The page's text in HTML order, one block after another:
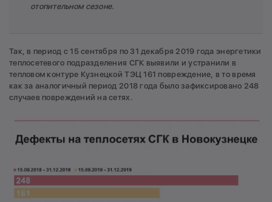
отопительном сезоне.
Так, в период с 15 сентября по 31 декабря 2019 года энергетики
теплосетевого подразделения СГК выявили и устранили в
тепловом контуре Кузнецкой ТЭЦ 161 повреждение, в то время
как за аналогичный период 2018 года было зафиксировано 248
случаев повреждений на сетях.